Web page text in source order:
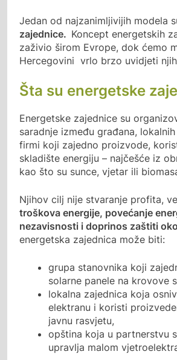
Jedan od najzanimljivijih modela
zajednice. Koncept energetskih
zaživio širom Evrope, dok ćemo
Hercegovini vrlo brzo uvidjeti
Šta su energetske
Energetske zajednice su
saradnje između građana,
firmi koji zajedno proizvode,
skladište energiju – najčešće iz
kao što su sunce, vjetar ili
Njihov cilj nije stvaranje profita,
troškova energije, povećanje
nezavisnosti i doprinos zaštiti
energetska zajednica može biti:
grupa stanovnika koji
solarne panele na krovove
lokalna zajednica koja
elektranu i koristi
javnu rasvjetu,
opština koja u partnerstvu
upravlja malom